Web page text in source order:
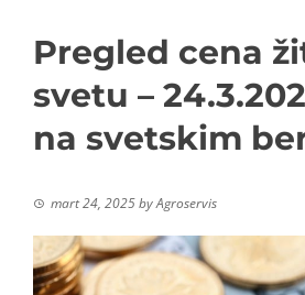
Pregled cena
svetu –
na svetskim
mart 24, 2025byAgroservis